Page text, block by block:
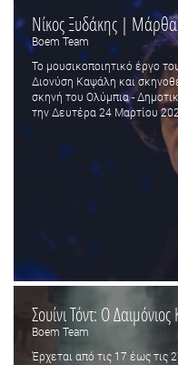
Νίκος Ξυδάκης |
Boem Team
Το μουσικοποιητικό έργο
Διονύση Καψάλη και
σκηνή του Ολύμπια -
την Δευτέρα 24 Μαρτίου
Σουίνι Τόντ: Ο
Boem Team
Έρχεται από τις 17 έως τις